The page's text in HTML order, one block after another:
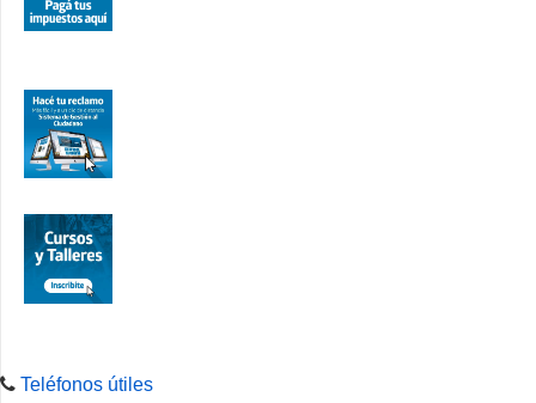
Teléfonos útiles